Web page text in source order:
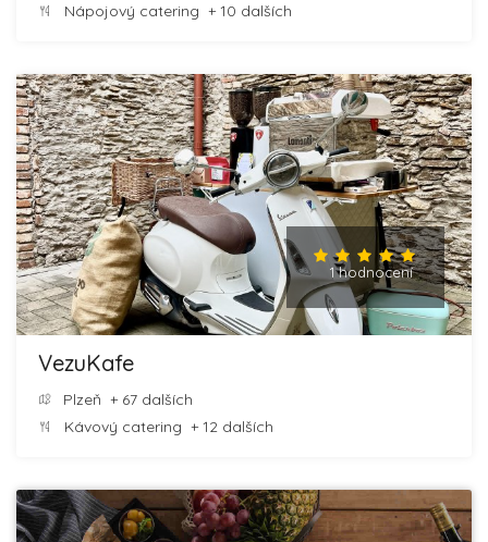
Nápojový catering + 10 dalších
1 hodnocení
VezuKafe
Plzeň + 67 dalších
Kávový catering + 12 dalších